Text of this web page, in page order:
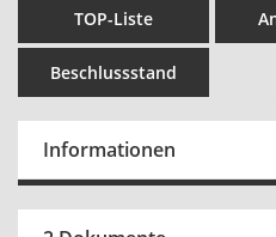
TOP-Liste
Beschlussstand
Informationen